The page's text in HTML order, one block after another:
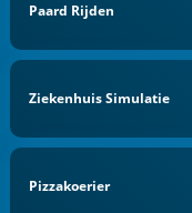
Paard Rijden
Ziekenhuis Simulatie
Pizzakoerier